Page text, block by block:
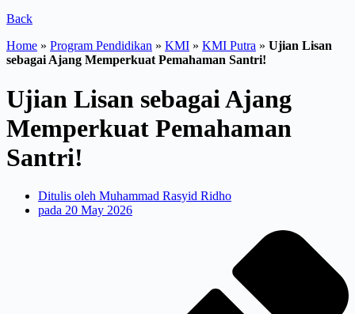
Back
Home » Program Pendidikan » KMI » KMI Putra » Ujian Lisan
sebagai Ajang Memperkuat Pemahaman Santri!
Ujian Lisan sebagai Ajang
Memperkuat Pemahaman
Santri!
Ditulis oleh Muhammad Rasyid Ridho
pada 20 May 2026